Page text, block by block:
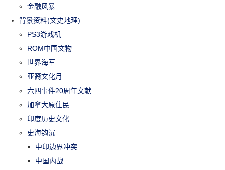
金融风暴
背景资料(文史地理)
PS3游戏机
ROM中国文物
世界海军
亚裔文化月
六四事件20周年文献
加拿大原住民
印度历史文化
史海钩沉
中印边界冲突
中国内战